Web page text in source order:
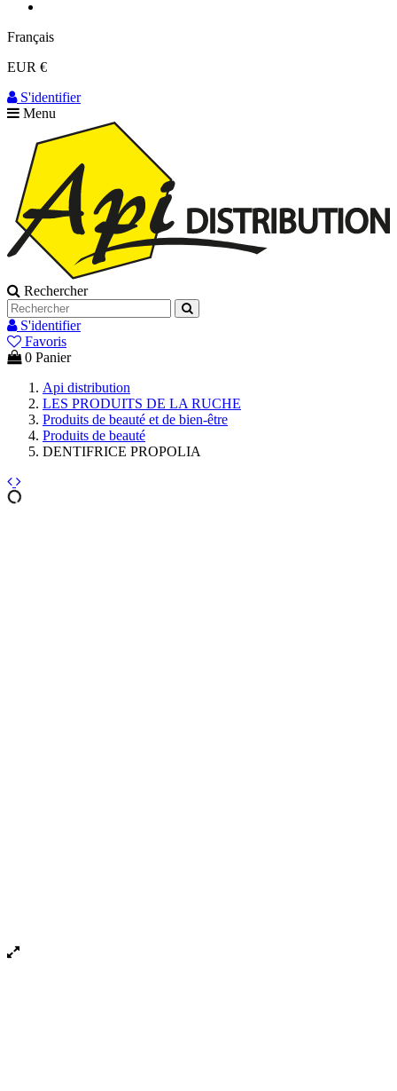
Français
EUR €
S'identifier
Menu
Rechercher
S'identifier
Favoris
0 Panier
Api distribution
LES PRODUITS DE LA RUCHE
Produits de beauté et de bien-être
Produits de beauté
DENTIFRICE PROPOLIA